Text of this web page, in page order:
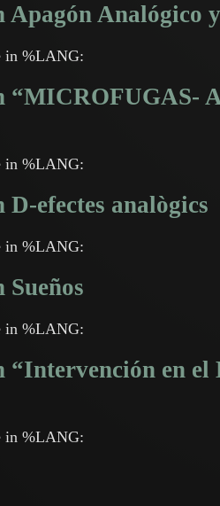
Apagón Analógico
in %LANG:
“MICROFUGAS-
in %LANG:
efectes analògics
in %LANG:
in %LANG:
“Intervención en el
in %LANG: